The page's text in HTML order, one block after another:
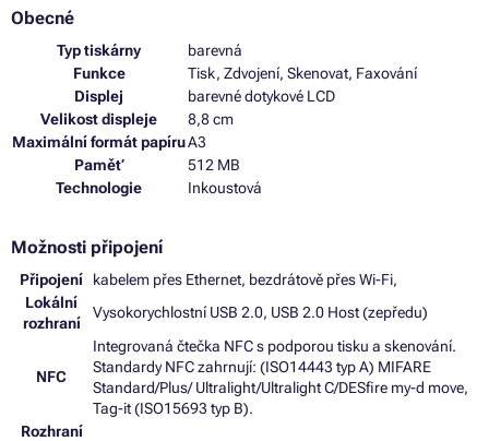
Obecné
Typ tiskárny
barevná
Funkce
Tisk, Zdvojení, Skenovat, Faxování
Displej
barevné dotykové LCD
Velikost displeje
8,8 cm
Maximální formát papíruA3
Paměť
512 MB
Technologie
Inkoustová
Možnosti připojení
Připojení
kabelem přes Ethernet, bezdrátově přes Wi-Fi,
Lokální
rozhraní
Vysokorychlostní USB 2.0, USB 2.0 Host (zepředu)
NFC
Integrovaná čtečka NFC s podporou tisku a skenování.
Standardy NFC zahrnují: (ISO14443 typ A) MIFARE
Standard/Plus/ Ultralight/Ultralight C/DESfire my-d move,
Tag-it (ISO15693 typ B).
Rozhraní